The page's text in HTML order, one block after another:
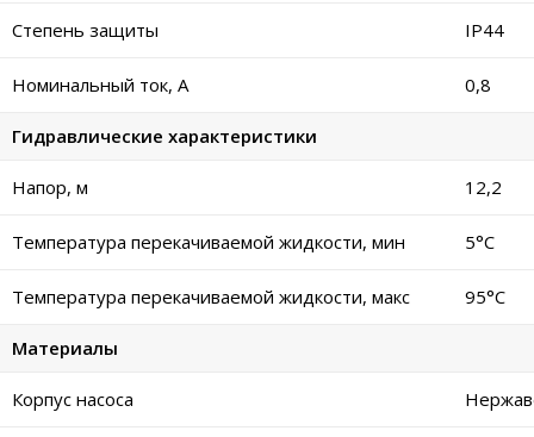
Степень защиты IP44
Номинальный ток, А 0,8
Гидравлические характеристики
Напор, м 12,2
Температура перекачиваемой жидкости, мин 5°C
Температура перекачиваемой жидкости, макс 95°C
Материалы
Корпус насоса